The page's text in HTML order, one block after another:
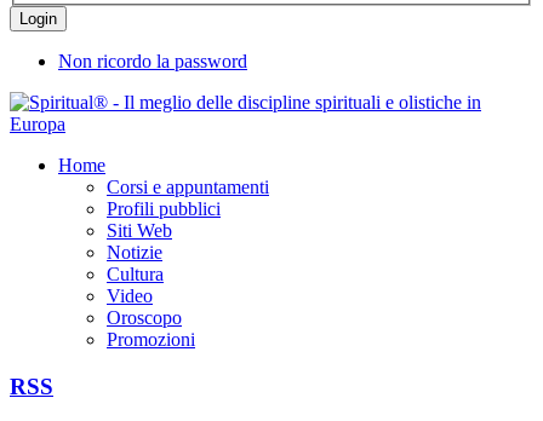
Non ricordo la password
Home
Corsi e appuntamenti
Profili pubblici
Siti Web
Notizie
Cultura
Video
Oroscopo
Promozioni
RSS